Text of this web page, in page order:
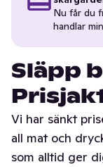
Nu får du
handlar
Släpp
Vi har sänkt
all mat och
som alltid ger